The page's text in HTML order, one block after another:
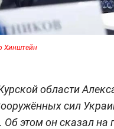
Хинштейн
области
сил
Об этом он сказал на